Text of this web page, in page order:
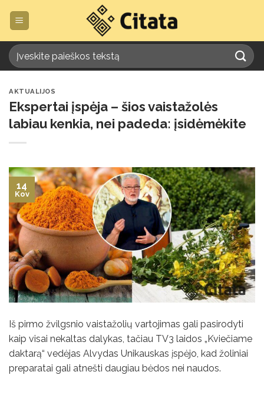
AKTUALIJOS
Ekspertai įspėja – šios vaistažolės
labiau kenkia, nei padeda: įsidėmėkite
14
Kov
Iš pirmo žvilgsnio vaistažolių vartojimas gali pasirodyti
kaip visai nekaltas dalykas, tačiau TV3 laidos „Kviečiame
daktarą“ vedėjas Alvydas Unikauskas įspėjo, kad žoliniai
preparatai gali atnešti daugiau bėdos nei naudos.